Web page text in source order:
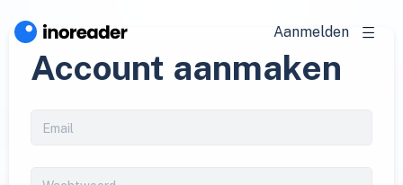
Aanmelden
Account aanmaken